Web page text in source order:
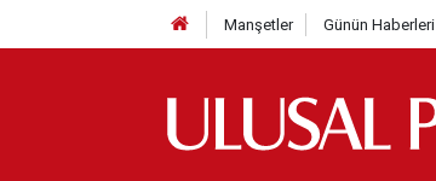
Manşetler Günün Haberleri